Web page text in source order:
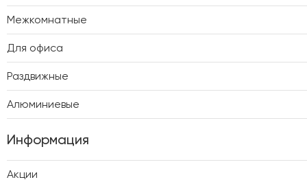
Межкомнатные
Для офиса
Раздвижные
Алюминиевые
Информация
Акции